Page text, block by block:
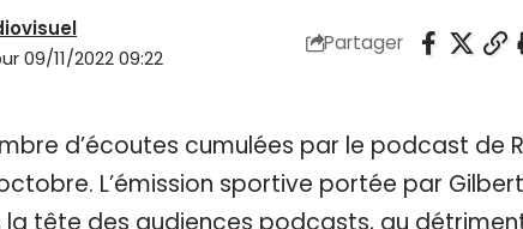
09/11/2022 09:22
Partager
d’écoutes cumulées par le podcast de
L’émission sportive portée par
la tête des audiences podcasts, au